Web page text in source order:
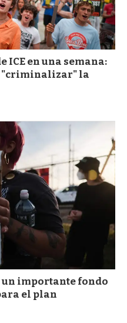
ICE en una semana:
"criminalizar" la
un importante fondo
el plan